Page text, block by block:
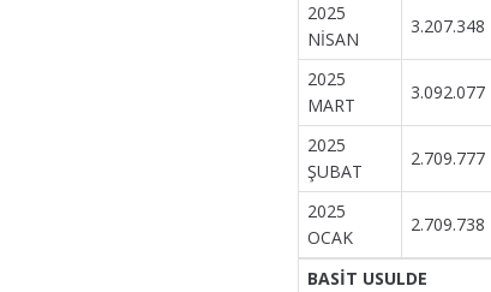
2025
NİSAN
3.207.348
2025
MART
3.092.077
2025
ŞUBAT
2.709.777
2025
OCAK
2.709.738
BASİT USULDE